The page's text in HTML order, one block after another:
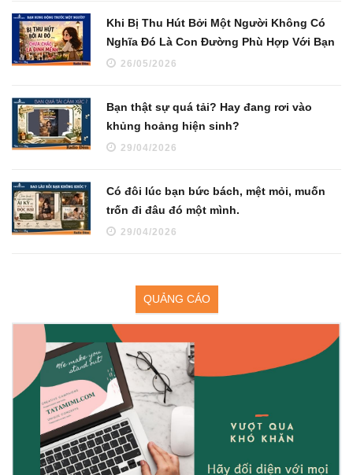
Khi Bị Thu Hút Bởi Một Người Không Có
Nghĩa Đó Là Con Đường Phù Hợp Với Bạn
26/05/2026
Bạn thật sự quá tải? Hay đang rơi vào
khủng hoảng hiện sinh?
29/04/2026
Có đôi lúc bạn bức bách, mệt mỏi, muốn
trốn đi đâu đó một mình.
29/04/2026
QUẢNG CÁO